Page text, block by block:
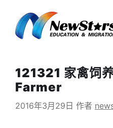
121321 家禽饲
Farmer
2016年3月29日 作者